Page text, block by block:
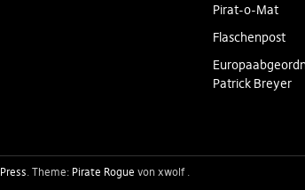
Pirat-o-Mat
Flaschenpost
Patrick Breyer
Theme: Pirate Rogue von xwolf